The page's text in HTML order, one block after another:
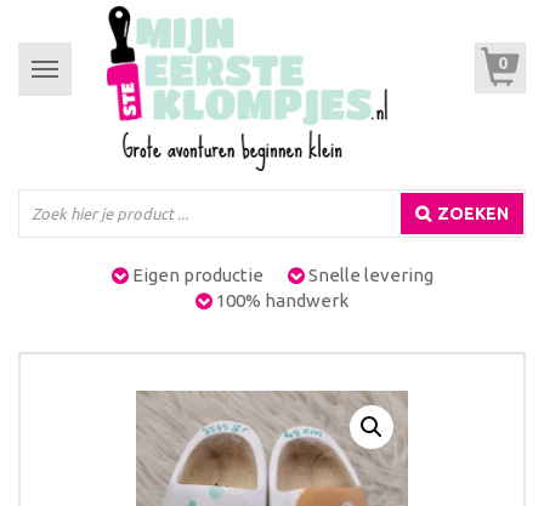
Toggle
navigation
0
ZOEKEN
Eigen productie
Snelle levering
100% handwerk